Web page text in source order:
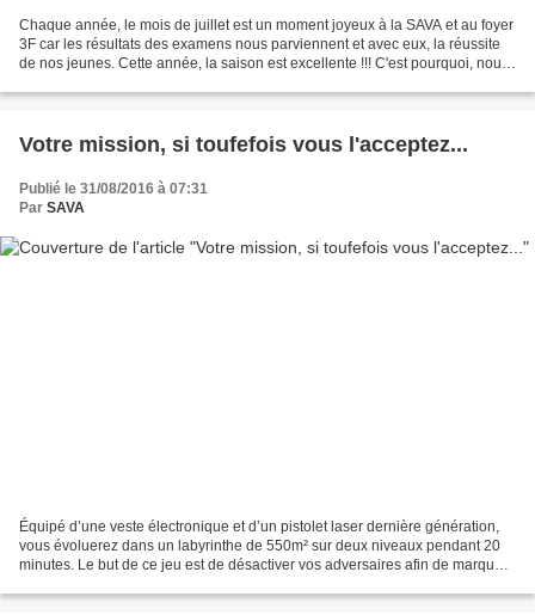
Chaque année, le mois de juillet est un moment joyeux à la SAVA et au foyer
3F car les résultats des examens nous parviennent et avec eux, la réussite
de nos jeunes. Cette année, la saison est excellente !!! C'est pourquoi, nous
Votre mission, si toufefois vous l'acceptez...
Publié le 31/08/2016 à 07:31
Par SAVA
Équipé d’une veste électronique et d’un pistolet laser dernière génération,
vous évoluerez dans un labyrinthe de 550m² sur deux niveaux pendant 20
minutes. Le but de ce jeu est de désactiver vos adversaires afin de marquer